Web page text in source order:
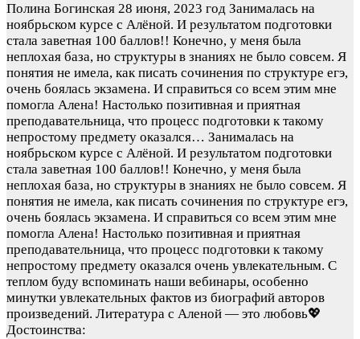
Полина Богинская 28 июня, 2023 год Занималась на
ноябрьском курсе с Алёной. И результатом подготовки
стала заветная 100 баллов!! Конечно, у меня была
неплохая база, но структуры в знаниях не было совсем. Я
понятия не имела, как писать сочинения по структуре егэ,
очень боялась экзамена. И справиться со всем этим мне
помогла Алена! Настолько позитивная и приятная
преподавательница, что процесс подготовки к такому
непростому предмету оказался… Занималась на
ноябрьском курсе с Алёной. И результатом подготовки
стала заветная 100 баллов!! Конечно, у меня была
неплохая база, но структуры в знаниях не было совсем. Я
понятия не имела, как писать сочинения по структуре егэ,
очень боялась экзамена. И справиться со всем этим мне
помогла Алена! Настолько позитивная и приятная
преподавательница, что процесс подготовки к такому
непростому предмету оказался очень увлекательным. С
теплом буду вспоминать наши вебинары, особенно
минутки увлекательных фактов из биографий авторов
произведений. Литература с Аленой — это любовь💖
Достоинства: